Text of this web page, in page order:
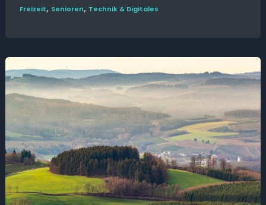
Freizeit, Senioren, Technik & Digitales